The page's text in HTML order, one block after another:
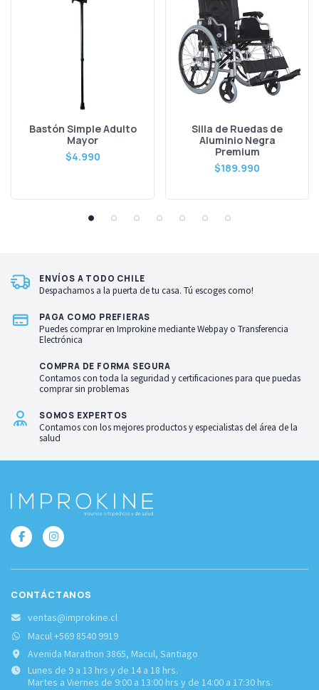
Bastón Simple Adulto
Mayor
$4.990
Silla de Ruedas de
Aluminio Negra
Premium
$189.990
ENVÍOS A TODO CHILE
Despachamos a la puerta de tu casa. Tú escoges como!
PAGA COMO PREFIERAS
Puedes comprar en Improkine mediante Webpay o Transferencia
Electrónica
COMPRA DE FORMA SEGURA
Contamos con toda la seguridad y certificaciones para que puedas
comprar sin problemas
SOMOS EXPERTOS
Contamos con los mejores productos y especialistas del área de la
salud
CONTÁCTANOS
ventas@improkine.cl
Macul +569 8540 9919
Avenida Marathon 3865, Macul, Santiago
Lunes de 9 a 13 hrs y de 14 a 18 hrs.
Martes a Viernes de 9:00 a 13:00 hrs y de 14:00 a 17:30 hrs.